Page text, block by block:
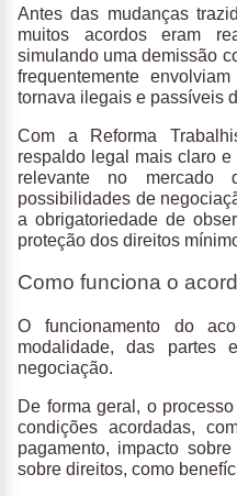
Antes das mudanças
muitos acordos eram
simulando uma demissão
frequentemente
tornava ilegais e passíveis
Com a Reforma
respaldo legal mais claro
relevante no mercado
possibilidades de
a obrigatoriedade de
proteção dos direitos
Como funciona o
O funcionamento do
modalidade, das partes
negociação.
De forma geral, o
condições acordadas,
pagamento, impacto sobre
sobre direitos, como